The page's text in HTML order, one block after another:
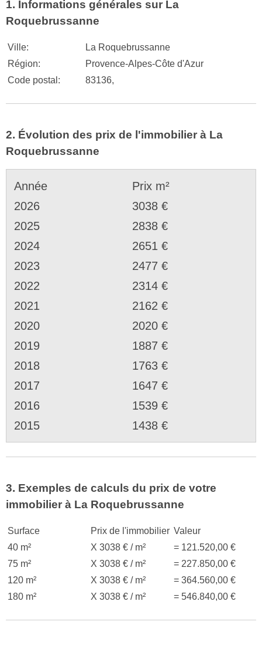
1. Informations générales sur La
Roquebrussanne
Ville:
La Roquebrussanne
Région:
Provence-Alpes-Côte d'Azur
Code postal:
83136,
2. Évolution des prix de l'immobilier à La
Roquebrussanne
Année
Prix m²
2026
3038 €
2025
2838 €
2024
2651 €
2023
2477 €
2022
2314 €
2021
2162 €
2020
2020 €
2019
1887 €
2018
1763 €
2017
1647 €
2016
1539 €
2015
1438 €
3. Exemples de calculs du prix de votre
immobilier à La Roquebrussanne
Surface Prix de l'immobilier Valeur
40 m²
X 3038 € / m²
= 121.520,00 €
75 m²
X 3038 € / m²
= 227.850,00 €
120 m²
X 3038 € / m²
= 364.560,00 €
180 m²
X 3038 € / m² = 546.840,00 €